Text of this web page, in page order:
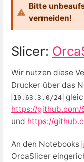
Bitte
vermeiden!
Slicer:
Wir nutzen diese
Drucker über das
10.63.3.0/24
https://github.com/
und https://
An den Notebooks
OrcaSlicer